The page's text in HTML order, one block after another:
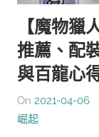
【魔物獵
推薦、配
與百龍心
On 2021-04-06
崛起